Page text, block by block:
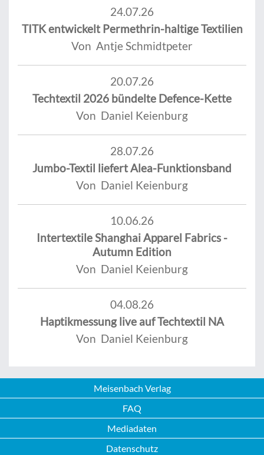
24.07.26
TITK entwickelt Permethrin-haltige Textilien
Von Antje Schmidtpeter
20.07.26
Techtextil 2026 bündelte Defence-Kette
Von Daniel Keienburg
28.07.26
Jumbo-Textil liefert Alea-Funktionsband
Von Daniel Keienburg
10.06.26
Intertextile Shanghai Apparel Fabrics -
Autumn Edition
Von Daniel Keienburg
04.08.26
Haptikmessung live auf Techtextil NA
Von Daniel Keienburg
Meisenbach Verlag
FAQ
Mediadaten
Datenschutz